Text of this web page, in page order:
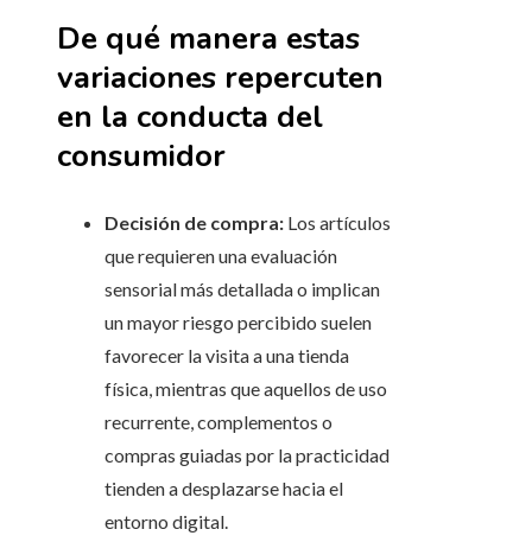
De qué manera estas
variaciones repercuten
en la conducta del
consumidor
Decisión de compra: Los artículos
que requieren una evaluación
sensorial más detallada o implican
un mayor riesgo percibido suelen
favorecer la visita a una tienda
física, mientras que aquellos de uso
recurrente, complementos o
compras guiadas por la practicidad
tienden a desplazarse hacia el
entorno digital.